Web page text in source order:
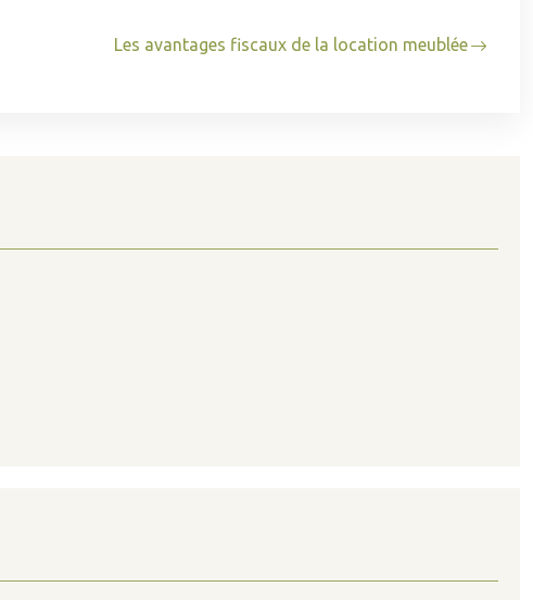
Les avantages fiscaux de la location meublée